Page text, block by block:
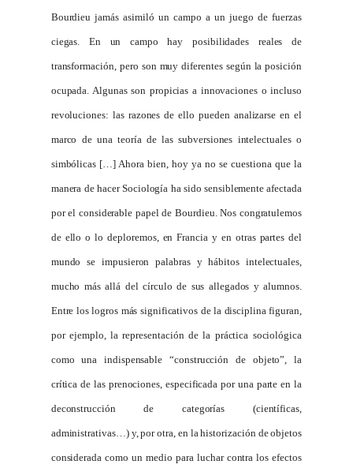
Bourdieu jamás asimiló un campo a un juego de fuerzas
ciegas. En un campo hay posibilidades reales de
transformación, pero son muy diferentes según la posición
ocupada. Algunas son propicias a innovaciones o incluso
revoluciones: las razones de ello pueden analizarse en el
marco de una teoría de las subversiones intelectuales o
simbólicas […] Ahora bien, hoy ya no se cuestiona que la
manera de hacer Sociología ha sido sensiblemente afectada
por el considerable papel de Bourdieu. Nos congratulemos
de ello o lo deploremos, en Francia y en otras partes del
mundo se impusieron palabras y hábitos intelectuales,
mucho más allá del círculo de sus allegados y alumnos.
Entre los logros más significativos de la disciplina figuran,
por ejemplo, la representación de la práctica sociológica
como una indispensable “construcción de objeto”, la
crítica de las prenociones, especificada por una parte en la
deconstrucción de categorías (científicas,
administrativas…) y, por otra, en la historización de objetos
considerada como un medio para luchar contra los efectos